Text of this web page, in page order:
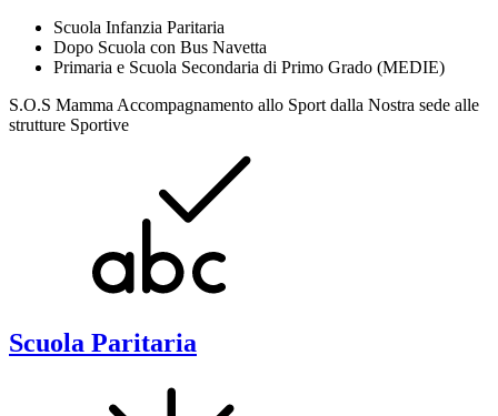
Scuola Infanzia Paritaria
Dopo Scuola con Bus Navetta
Primaria e Scuola Secondaria di Primo Grado (MEDIE)
S.O.S Mamma Accompagnamento allo Sport dalla Nostra sede alle
strutture Sportive
Scuola Paritaria